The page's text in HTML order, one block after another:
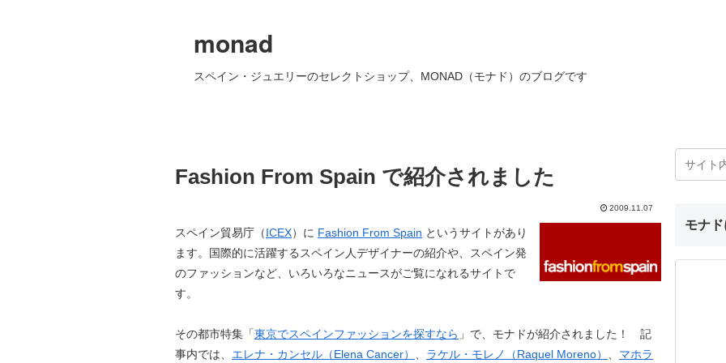
monad
スペイン・ジュエリーのセレクトショップ、MONAD（モナド）のブログです
Fashion From Spain で紹介されました
2009.11.07
スペイン貿易庁（ICEX）に Fashion From Spain というサイトがあり
ます。国際的に活躍するスペイン人デザイナーの紹介や、スペイン発
のファッションなど、いろいろなニュースがご覧になれるサイトで
す。
その都市特集「東京でスペインファッションを探すなら 」で、モナドが紹介されました！ 記
事内では、 エレナ・カンセル（Elena Cancer） ラケル・モレノ（Raquel Moreno） マホラ
モナ